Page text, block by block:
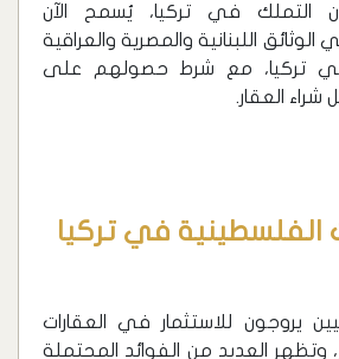
التملك في تركيا، يُسمح الآن
اللبنانية والمصرية والعراقية
في تركيا، مع شرط حصولهم على
شراء العقار.
الفلسطينية في تركيا
يروجون للاستثمار في العقارات
وتظهر العديد من الفوائد المحتملة